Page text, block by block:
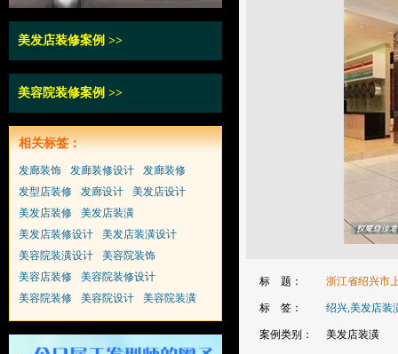
美发店装修案例 >>
美容院装修案例 >>
相关标签：
发廊装饰 发廊装修设计
发廊装修
发型店装修
发廊设计
美发店设计
美发店装修
美发店装潢
美发店装修设计
美发店装潢设计
美容院装潢设计
美容院装饰
美容店装修
美容院装修设计
美容院装修
美容院设计 美容院装潢
标 题： 浙江省绍兴市
标 签： 绍兴,美发店装
案例类别： 美发店装潢